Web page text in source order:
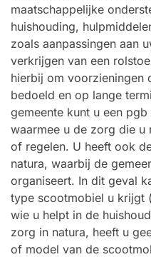
maatschappelijke
huishouding,
zoals aanpassingen aan
verkrijgen van een
hierbij om voorzieningen
bedoeld en op lange
gemeente kunt u een
waarmee u de zorg die
of regelen. U heeft ook
natura, waarbij de
organiseert. In dit geval
type scootmobiel u krijgt
wie u helpt in de
zorg in natura, heeft u
of model van de